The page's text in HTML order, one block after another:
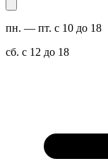
пн. — пт. с 10 до 18
сб. с 12 до 18